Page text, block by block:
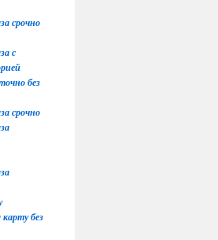
срочно
с
без
срочно
без